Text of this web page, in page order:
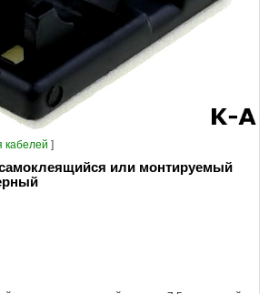
кабелей ]
или монтируемый